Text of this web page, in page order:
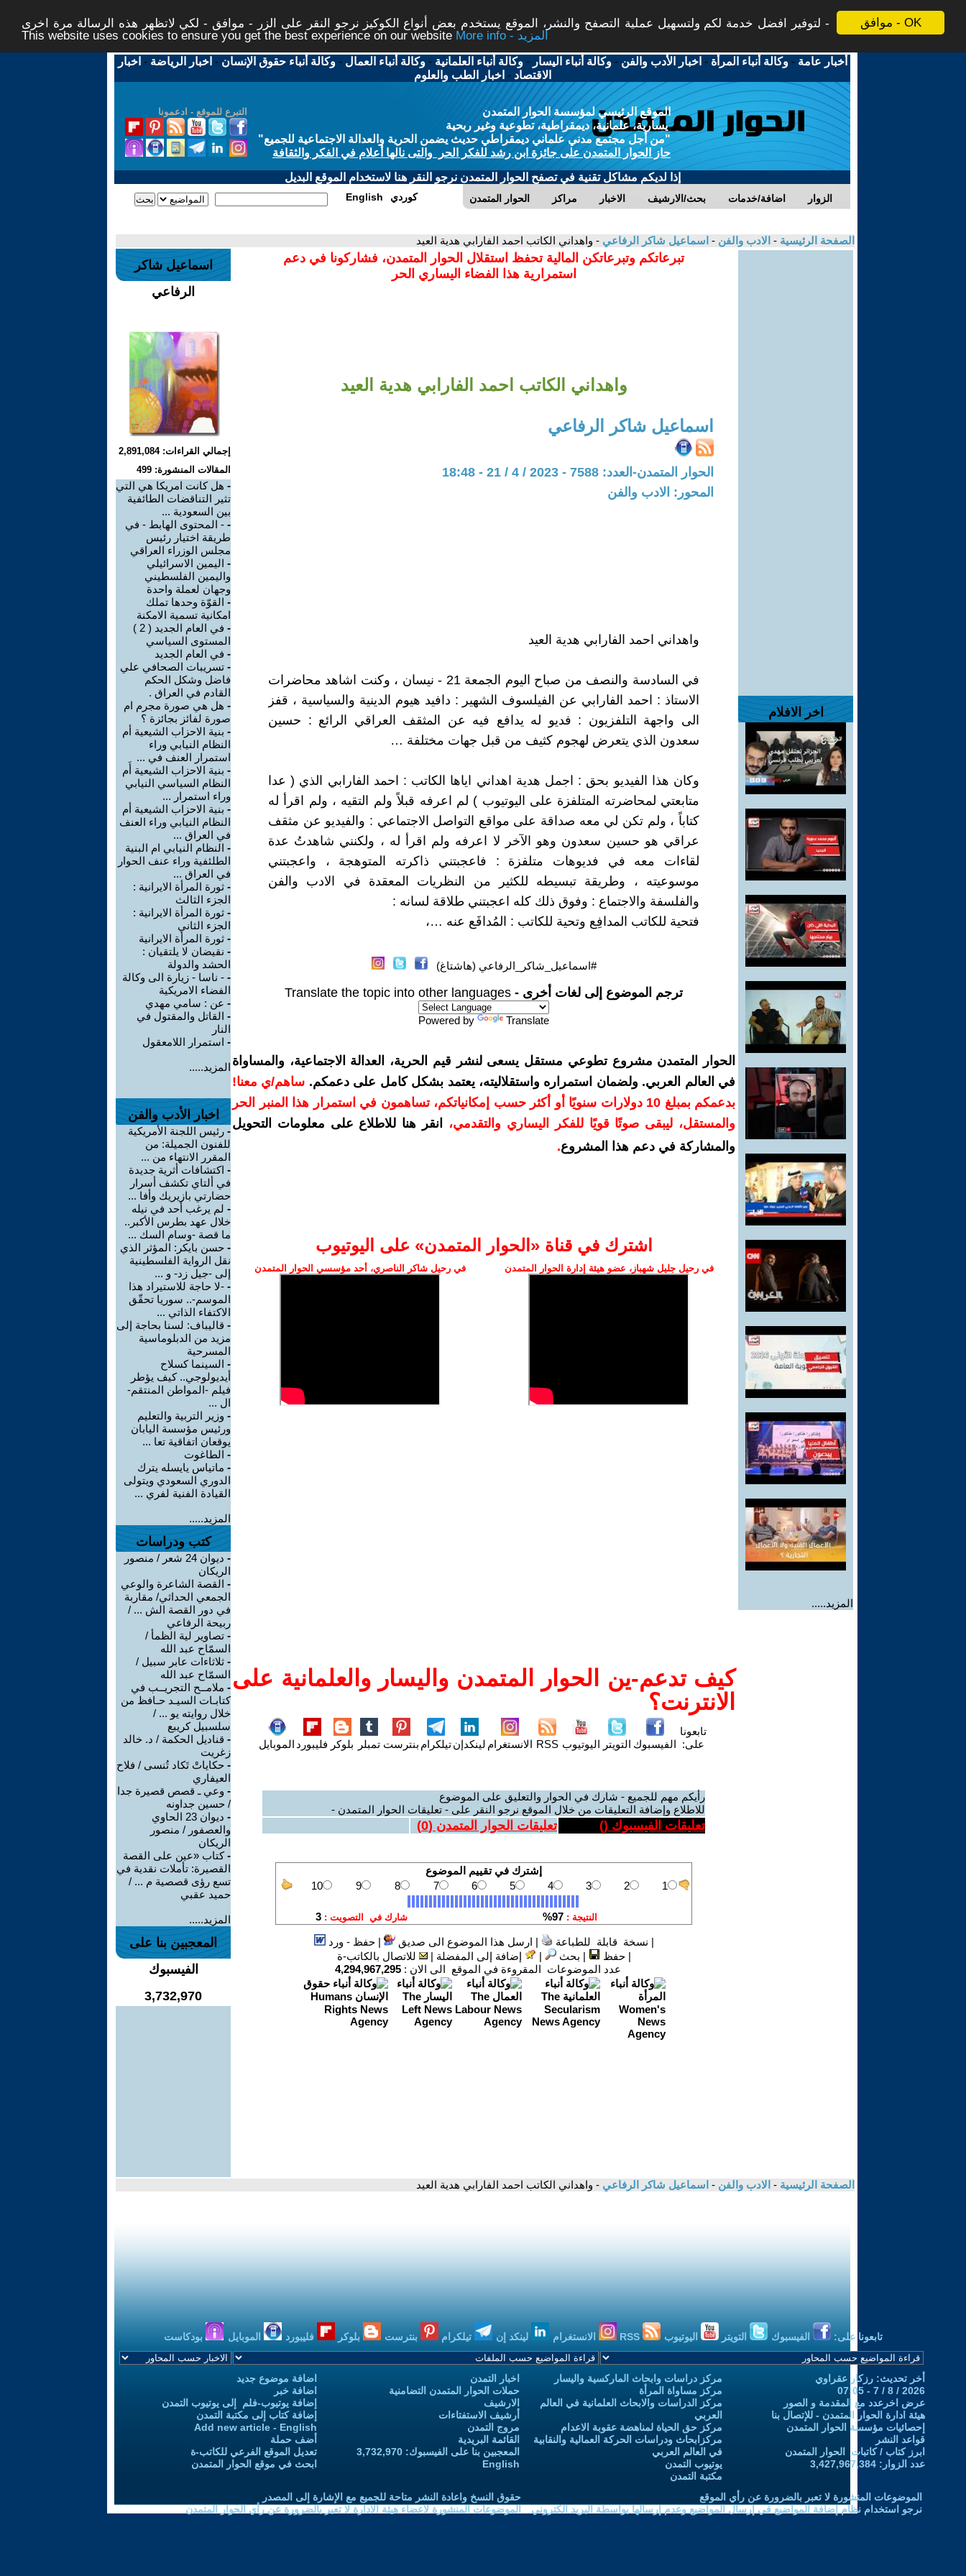
موافق - OK
لتوفير افضل خدمة لكم ولتسهيل عملية التصفح والنشر، الموقع يستخدم بعض أنواع الكوكيز نرجو النقر على الزر - موافق - لكي لاتظهر هذه الرسالة مرة اخرى -
This website uses cookies to ensure you get the best experience on our website
More info - المزيد
أخبار عامة -وكالة أنباء المرأة - اخبار الأدب والفن -وكالة أنباء اليسار -وكالة أنباء العلمانية -وكالة أنباء العمال -وكالة أنباء حقوق الإنسان - اخبار الرياضة - اخبار
الاقتصاد - اخبار الطب والعلوم
التبرع للموقع - ادعمونا
الموقع الرئيسي لمؤسسة الحوار المتمدن
يسارية، علمانية، ديمقراطية، تطوعية وغير ربحية
"من أجل مجتمع مدني علماني ديمقراطي حديث يضمن الحرية والعدالة الاجتماعية للجميع"
حاز الحوار المتمدن على جائزة ابن رشد للفكر الحر والتى نالها أعلام في الفكر والثقافة
إذا لديكم مشاكل تقنية في تصفح الحوار المتمدن نرجو النقر هنا لاستخدام الموقع البديل
الحوار المتمدن مراكز الاخبار بحث/الارشيف اضافة/خدمات الزوار English كوردي
الصفحة الرئيسية - الادب والفن - اسماعيل شاكر الرفاعي - واهداني الكاتب احمد الفارابي هدية العيد
اخر الافلام
المزيد.....
تبرعاتكم وتبرعاتكن المالية تحفظ استقلال الحوار المتمدن، فشاركونا في دعم
استمرارية هذا الفضاء اليساري الحر
واهداني الكاتب احمد الفارابي هدية العيد
اسماعيل شاكر الرفاعي
الحوار المتمدن-العدد: 7588 - 2023 / 4 / 21 - 18:48
المحور: الادب والفن
واهداني احمد الفارابي هدية العيد
في السادسة والنصف من صباح اليوم الجمعة 21 - نيسان ، وكنت اشاهد محاضرات
الاستاذ : احمد الفارابي عن الفيلسوف الشهير : دافيد هيوم الدينية والسياسية ، قفز
الى واجهة التلفزيون : فديو له يدافع فيه عن المثقف العراقي الرائع : حسين
سعدون الذي يتعرض لهجوم كثيف من قبل جهات مختلفة …
وكان هذا الفيديو بحق : اجمل هدية اهداني اياها الكاتب : احمد الفارابي الذي ( عدا
متابعتي لمحاضرته المتلفزة على اليوتيوب ) لم اعرفه قبلاً ولم التقيه ، ولم اقرأ له
كتاباً ، ولم تكن لي معه صداقة على مواقع التواصل الاجتماعي : والفيديو عن مثقف
عراقي هو حسين سعدون وهو الآخر لا اعرفه ولم اقرأ له ، ولكنني شاهدتُ عدة
لقاءات معه في فديوهات متلفزة : فاعجبتني ذاكرته المتوهجة ، واعجبتني
موسوعيته ، وطريقة تبسيطه للكثير من النظريات المعقدة في الادب والفن
والفلسفة والاجتماع : وفوق ذلك كله اعجبتني طلاقة لسانه :
فتحية للكاتب المدافِع وتحية للكاتب : المُدافَع عنه …،
#اسماعيل_شاكر_الرفاعي (هاشتاغ)
ترجم الموضوع إلى لغات أخرى - Translate the topic into other languages
Powered by Translate
الحوار المتمدن مشروع تطوعي مستقل يسعى لنشر قيم الحرية، العدالة الاجتماعية، والمساواة
في العالم العربي. ولضمان استمراره واستقلاليته، يعتمد بشكل كامل على دعمكم. ساهم/ي معنا!
بدعمكم بمبلغ 10 دولارات سنويًا أو أكثر حسب إمكانياتكم، تساهمون في استمرار هذا المنبر الحر
والمستقل، ليبقى صوتًا قويًا للفكر اليساري والتقدمي،
انقر هنا للاطلاع على معلومات التحويل
والمشاركة في دعم هذا المشروع.
اشترك في قناة ‫«الحوار المتمدن» على اليوتيوب
في رحيل جليل شهباز، عضو هيئة إدارة الحوار المتمدن في رحيل شاكر الناصري، أحد مؤسسي الحوار المتمدن
كيف تدعم-ين الحوار المتمدن واليسار والعلمانية على
الانترنت؟
تابعونا
على: الفيسبوك التويتر اليوتيوب RSS الانستغرام لينكدإنتيلكرام بنترست تمبلر بلوكر فليبورد الموبايل
رأيكم مهم للجميع - شارك في الحوار والتعليق على الموضوع
للاطلاع وإضافة التعليقات من خلال الموقع نرجو النقر على - تعليقات الحوار المتمدن -
تعليقات الفيسبوك () تعليقات الحوار المتمدن (0
)
| نسخة قابلة للطباعة | ارسل هذا الموضوع الى صديق |حفظ - ورد
|حفظ | بحث | إضافة إلى المفضلة |
للاتصال بالكاتب-ة
عدد الموضوعات المقروءة في الموقع الى الان : 4,294,967,295
اسماعيل شاكر
الرفاعي
إجمالي القراءات: 2,891,084
المقالات المنشورة: 499
- هل كانت امريكا هي التي
تثير التناقضات الطائفية
بين السعودية ...
- - المحتوى الهابط - في
طريقة اختيار رئيس
مجلس الوزراء العراقي
- اليمين الاسرائيلي
واليمين الفلسطيني
وجهان لعملة واحدة
- القوّة وحدها تملك
امكانية تسمية الامكنة
-
في العام الجديد ( 2 )
المستوى السياسي
- في العام الجديد
- تسريبات الصحافي علي
فاضل وشكل الحكم
القادم في العراق .
- هل هي صورة مجرم ام
صورة لفائز بجائزة ؟
- بنية الاحزاب الشيعية أم
النظام النيابي وراء
استمرار العنف في ...
- بنية الاحزاب الشيعية أَم
النظام السياسي النيابي
وراء استمرار ...
- بنية الاحزاب الشيعية أم
النظام النيابي وراء العنف
في العراق ...
- النظام النيابي ام البنية
الطلئفية وراء عنف الحوار
في العراق ...
- ثورة المرأة الايرانية :
الجزء الثالث
- ثورة المرأة الايرانية :
الجزء الثاني
- ثورة المرأة الايرانية
- نقيضان لا يلتقيان :
الحشد والدولة
- - ناسا - زيارة الى وكالة
الفضاء الامريكية
- عن : سامي مهدي
- القاتل والمقتول في
النار
- استمرار اللامعقول
المزيد.....
اخبار الأدب والفن
- رئيس اللجنة الأمريكية
للفنون الجميلة: من
المقرر الانتهاء من ...
- اكتشافات أثرية جديدة
في ألتاي تكشف أسرار
حضارتي بازيريك وأفا ...
- لم يرغب أحد في نيله
خلال عهد بطرس الأكبر..
ما قصة -وسام السك ...
- حسن بايكر: المؤثر الذي
نقل الرواية الفلسطينية
إلى -جيل زد- و ...
- -لا حاجة للاستيراد هذا
الموسم-.. سوريا تحقّق
الاكتفاء الذاتي ...
- قاليباف: لسنا بحاجة إلى
مزيد من الدبلوماسية
المسرحية
- السينما كسلاح
أيديولوجي.. كيف يؤطر
فيلم -المواطن المنتقم-
ال ...
- وزير التربية والتعليم
ورئيس مؤسسة اليابان
يوقعان اتفاقية تعا ...
- الطاغوت
- ماتياس يايسله يترك
الدوري السعودي ويتولى
القيادة الفنية لفري ...
المزيد.....
كتب ودراسات
-
ديوان 24 شعر / منصور
الريكان
- القصة الشاعرة والوعي
الجمعي الحداثي/ مقاربة
في دور القصة الش ... /
ربيحة الرفاعي
- تصاوير لية الظمأ /
السمّاح عبد الله
- ثلاثاءات عابر سبيل /
السمّاح عبد الله
- ملامــح التجريــب في
كتابـات السيـد حـافظ من
خلال روايته يو ... /
سلسبيل كريبع
- قناديل الحكمة / د. خالد
زغريت
- حكاياتْ تَكاد تُنسى / فلاح
العيفاري
- وعي ـ قصص قصيرة جدا
/ حسين جداونه
-
ديوان 23 الحاوي
والعصفور / منصور
الريكان
-كتاب «عين على القصة
القصيرة: تأملات نقدية في
تسع رؤى قصصية م ... /
حميد عقبي
المزيد.....
المعجبين بنا على
الفيسبوك
3,732,970
الصفحة الرئيسية - الادب والفن - اسماعيل شاكر الرفاعي - واهداني الكاتب احمد الفارابي هدية العيد
تابعونا على: الفيسبوك التويتر اليوتيوب الانستغرام لينكد إن تيلكرام بنترست بلوكر فليبورد الموبايل بودكاست
أخر تحديث: رزكار عقراوي
2026 / 8 / 7 - 07:05
عرض اخرعدد مع المقدمة و الصور
هيئة ادارة الحوار المتمدن - للإتصال بنا
إحصائيات مؤسسة الحوار المتمدن
قواعد النشر
ابرز كتاب / كاتبات الحوار المتمدن
عدد الزوار: 3,427,967,384
مركز دراسات وابحاث الماركسية واليسار
مركز مساواة المرأة
مركز الدراسات والابحاث العلمانية في العالم
العربي
مركز حق الحياة لمناهضة عقوبة الاعدام
مركزابحاث ودراسات الحركة العمالية والنقابية
في العالم العربي
يوتيوب التمدن
مكتبة التمدن
اخبار التمدن
حملات الحوار المتمدن التضامنية
الارشيف
أرشيف الاستفتاءات
مروج التمدن
القائمة البريدية
المعجبين بنا على الفيسبوك: 3,732,970
English
اضافة موضوع جديد
اضافة خبر
إضافة يوتيوب-فلم إلى يوتيوب التمدن
إضافة كتاب إلى مكتبة التمدن
Add new article - English
أضف حملة
تعديل الموقع الفرعي للكاتب-ة
ابحث في موقع الحوار المتمدن
الموضوعات المنشورة لا تعبر بالضرورة عن رأي الموقع
نرجو استخدام نظام إضافة المواضيع في إرسال المواضيع وعدم إرسالها بواسطة البريد الكتروني
حقوق النسخ واعادة النشر متاحة للجميع مع الإشارة إلى المصدر
الموضوعات المنشورة لاعضاء هيئة الادارة لا تعبر بالضرورة عن رأي الحوار المتمدن